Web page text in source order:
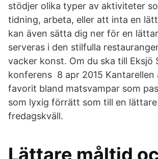
stödjer olika typer av aktiviteter
tidning, arbeta, eller att inta en
kan även sätta dig ner för en
serveras i den stilfulla
vacker konst. Om du ska till Eksjö
konferens 8 apr 2015 Kantarellen
favorit bland matsvampar som
som lyxig förrätt som till en
fredagskväll.
Lättare måltid